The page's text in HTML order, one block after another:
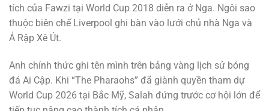
tích của Fawzi tại World Cup 2018 diễn ra ở Nga. Ngôi sao
thuộc biên chế Liverpool ghi bàn vào lưới chủ nhà Nga và
Ả Rập Xê Út.
Anh chính thức ghi tên mình trên bảng vàng lịch sử bóng
đá Ai Cập. Khi “The Pharaohs” đã giành quyền tham dự
World Cup 2026 tại Bắc Mỹ, Salah đứng trước cơ hội lớn để